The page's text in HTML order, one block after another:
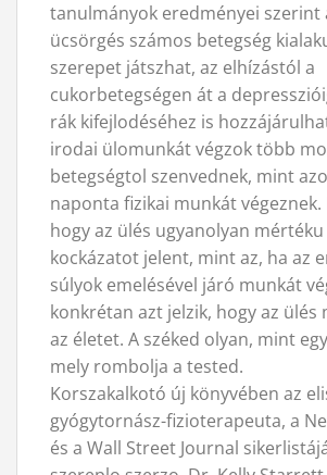
tanulmányok eredményei szerint
ücsörgés számos betegség
szerepet játszhat, az elhízástól a
cukorbetegségen át a
rák kifejlodéséhez is
irodai ülomunkát végzok több
betegségtol szenvednek, mint
naponta fizikai munkát
hogy az ülés ugyanolyan
kockázatot jelent, mint az, ha az
súlyok emelésével járó munkát
konkrétan azt jelzik, hogy az ülés
az életet. A széked olyan, mint
mely rombolja a tested.
Korszakalkotó új könyvében az
gyógytornász-fizioterapeuta, a
és a Wall Street Journal